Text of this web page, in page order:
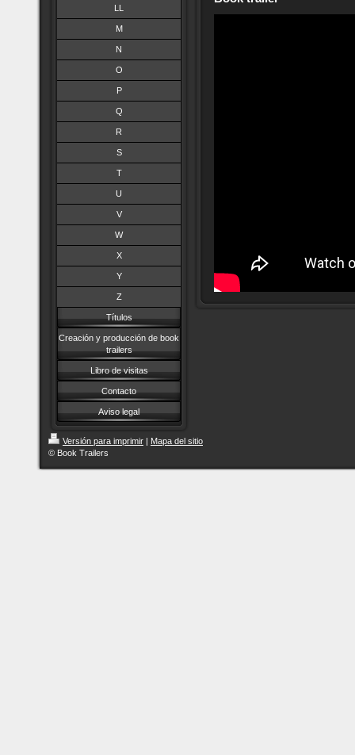
LL
M
N
O
P
Q
R
S
T
U
V
W
X
Y
Z
Títulos
Creación y producción de book
trailers
Libro de visitas
Contacto
Aviso legal
Versión para imprimir | Mapa del sitio
© Book Trailers